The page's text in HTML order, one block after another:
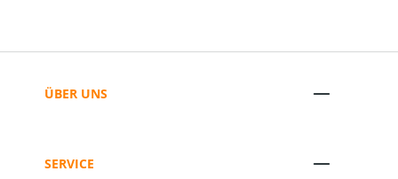
ÜBER UNS
SERVICE